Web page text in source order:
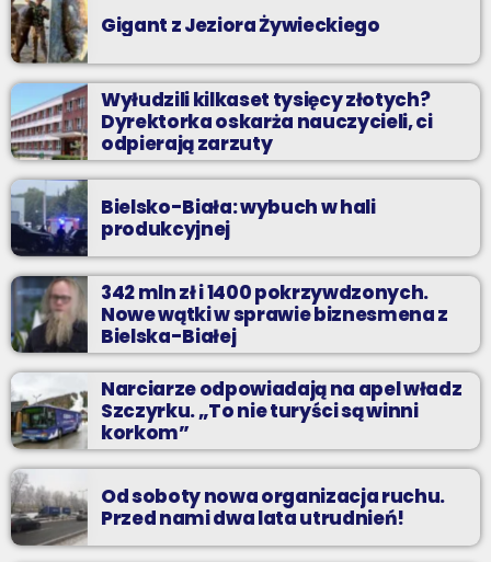
Gigant z Jeziora Żywieckiego
Wyłudzili kilkaset tysięcy złotych?
Dyrektorka oskarża nauczycieli, ci
odpierają zarzuty
Bielsko-Biała: wybuch w hali
produkcyjnej
342 mln zł i 1400 pokrzywdzonych.
Nowe wątki w sprawie biznesmena z
Bielska-Białej
Narciarze odpowiadają na apel władz
Szczyrku. „To nie turyści są winni
korkom”
Od soboty nowa organizacja ruchu.
Przed nami dwa lata utrudnień!